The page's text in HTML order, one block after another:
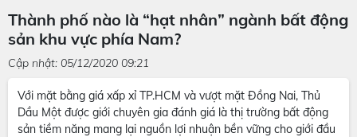
Thành phố nào là “hạt nhân” ngành bất động
sản khu vực phía Nam?
Cập nhật: 05/12/2020 09:21
Với mặt bằng giá xấp xỉ TP.HCM và vượt mặt Đồng Nai, Thủ
Dầu Một được giới chuyên gia đánh giá là thị trường bất động
sản tiềm năng mang lại nguồn lợi nhuận bền vững cho giới đầu